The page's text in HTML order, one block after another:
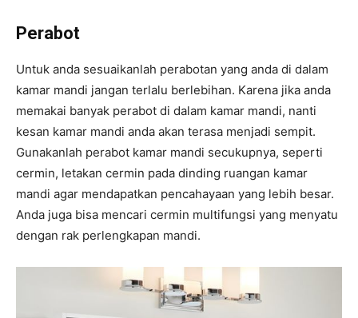
Perabot
Untuk anda sesuaikanlah perabotan yang anda di dalam
kamar mandi jangan terlalu berlebihan. Karena jika anda
memakai banyak perabot di dalam kamar mandi, nanti
kesan kamar mandi anda akan terasa menjadi sempit.
Gunakanlah perabot kamar mandi secukupnya, seperti
cermin, letakan cermin pada dinding ruangan kamar
mandi agar mendapatkan pencahayaan yang lebih besar.
Anda juga bisa mencari cermin multifungsi yang menyatu
dengan rak perlengkapan mandi.